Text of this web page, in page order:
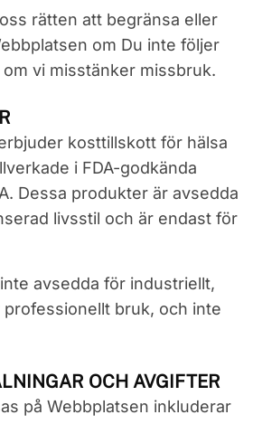
rätten att begränsa eller
om Du inte följer
vi misstänker missbruk.
kosttillskott för hälsa
i FDA-godkända
Dessa produkter är avsedda
livsstil och är endast för
avsedda för industriellt,
bruk, och inte
OCH AVGIFTER
på Webbplatsen inkluderar